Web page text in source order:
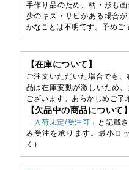
手作り品のため、柄・形も
少のキズ・サビがある場合
かなことは不明です。予めご
【在庫について】
ご注文いただいた場合でも
品は在庫変動が激しいため
ございます。あらかじめご了
【欠品中の商品について】
「入荷未定/受注可」
と記載
み受注を承ります。最小ロ
く）